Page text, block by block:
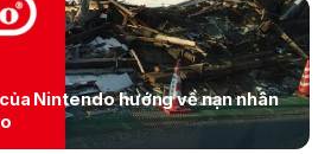
Nintendo hướng về nạn nhân